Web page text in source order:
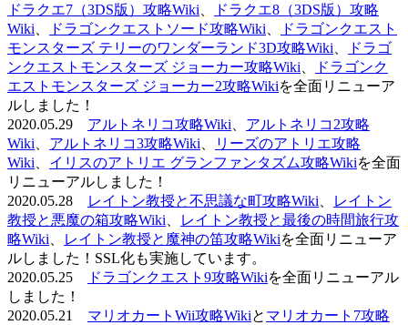
ドラクエ7（3DS版）攻略Wiki
ドラクエ8（3DS版）攻略
Wiki
ドラゴンクエストソード攻略Wiki
ドラゴンクエスト
モンスターズ テリーのワンダーランド3D攻略Wiki
ドラゴ
ンクエストモンスターズ ジョーカー攻略Wiki
ドラゴンク
エストモンスターズ ジョーカー2攻略Wikiを全面リニューア
ルしました！
2020.05.29 アルトネリコ攻略Wiki
アルトネリコ2攻略
Wiki
アルトネリコ3攻略Wiki
リーズのアトリエ攻略
Wiki
イリスのアトリエ グランファンタズム攻略Wikiを全面
リニューアルしました！
2020.05.28
レイトン教授と不思議な町攻略Wiki
レイトン
教授と悪魔の箱攻略Wiki
レイトン教授と最後の時間旅行攻
略Wiki
レイトン教授と魔神の笛攻略Wikiを全面リニューア
ルしました！SSL化も実施しています。
2020.05.25
ドラゴンクエスト9攻略Wikiを全面リニューアル
しました！
2020.05.21 マリオカートWii攻略Wikiと マリオカート7攻略